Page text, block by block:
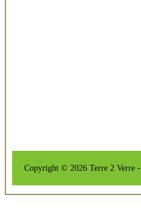
Copyright © 2026 Terre 2 Verre -